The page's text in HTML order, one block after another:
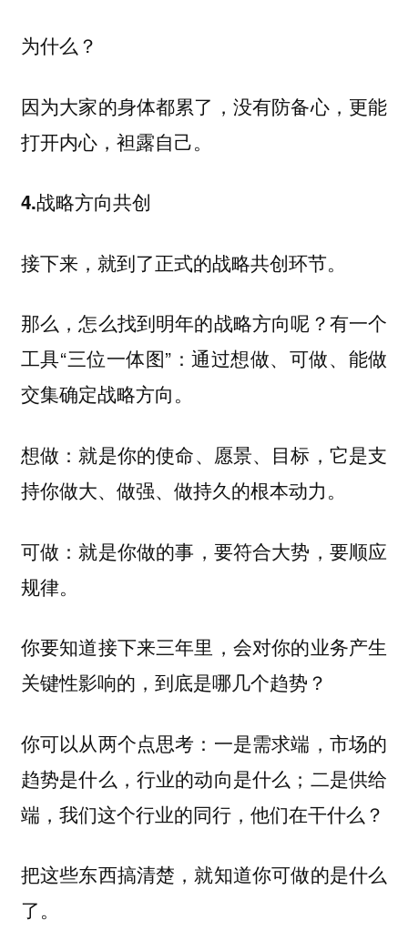
为什么？
因为大家的身体都累了，没有防备心，更能
打开内心，袒露自己。
4.战略方向共创
接下来，就到了正式的战略共创环节。
那么，怎么找到明年的战略方向呢？有一个
工具“三位一体图”：通过想做、可做、能做
交集确定战略方向。
想做：就是你的使命、愿景、目标，它是支
持你做大、做强、做持久的根本动力。
可做： 就是你做的事，要符合大势，要顺应
规律。
你要知道接下来三年里，会对你的业务产生
关键性影响的，到底是哪几个趋势？
你可以从两个点思考：一是需求端，市场的
趋势是什么，行业的动向是什么；二是供给
端，我们这个行业的同行，他们在干什么？
把这些东西搞清楚，就知道你可做的是什么
了。